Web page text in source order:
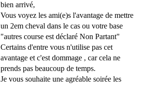
bien arrivé,
Vous voyez les ami(e)s l'avantage de mettre
un 2em cheval dans le cas ou votre base
"autres course est déclaré Non Partant"
Certains d'entre vous n'utilise pas cet
avantage et c'est dommage , car cela ne
prends pas beaucoup de temps.
Je vous souhaite une agréable soirée les